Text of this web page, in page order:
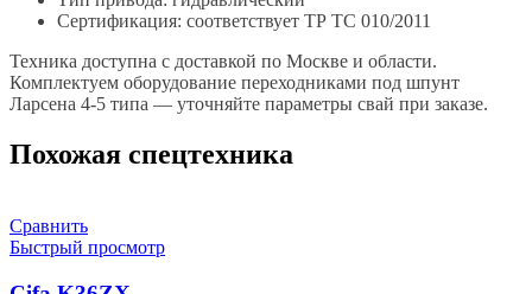
Сертификация: соответствует ТР ТС 010/2011
Техника доступна с доставкой по Москве и области.
Комплектуем оборудование переходниками под шпунт
Ларсена 4-5 типа — уточняйте параметры свай при заказе.
Похожая спецтехника
Сравнить
Быстрый просмотр